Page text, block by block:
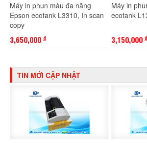
Máy in phun màu đa năng
Epson ecotank L3310, In scan
copy
3,650,000 đ
Máy in
ecotank
3,150,000 đ
TIN MỚI CẬP NHẬT